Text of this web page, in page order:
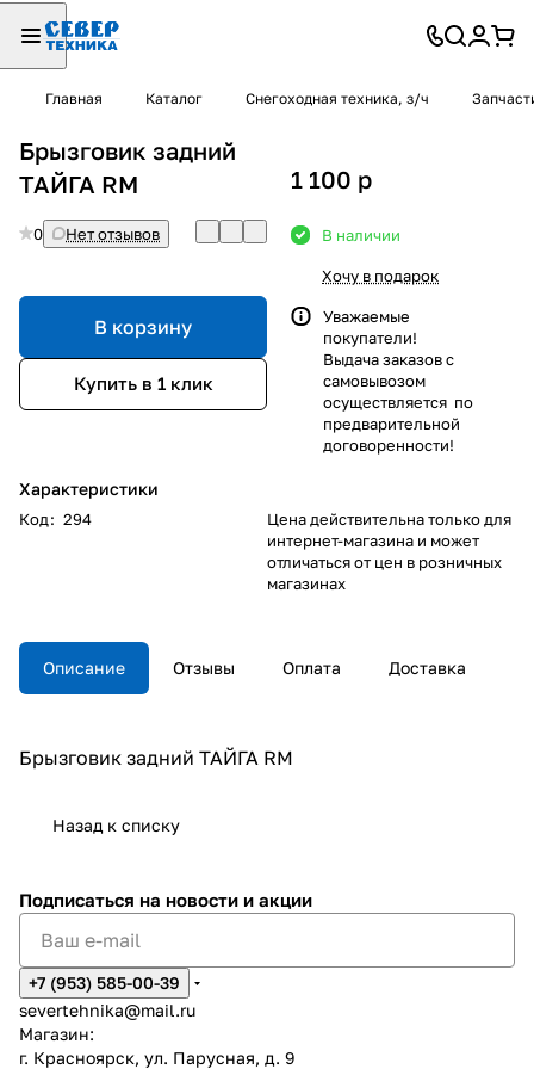
Главная Каталог Снегоходная техника, з/ч
Брызговик задний
ТАЙГА RM
0 Нет отзывов
В корзину
Купить в 1 клик
Характеристики
Код: 294
1 100 p
В наличии
Хочу в подарок
Уважаемые
покупатели!
Выдача заказов с
самовывозом
осуществляется по
предварительной
договоренности!
Цена действительна только для
интернет-магазина и может
отличаться от цен в розничных
магазинах
Описание Отзывы Оплата Доставка
Брызговик задний ТАЙГА RM
Назад к списку
Подписаться на новости и акции
+7 (953) 585-00-39
severtehnika@mail.ru
Магазин:
г. Красноярск, ул. Парусная, д. 9